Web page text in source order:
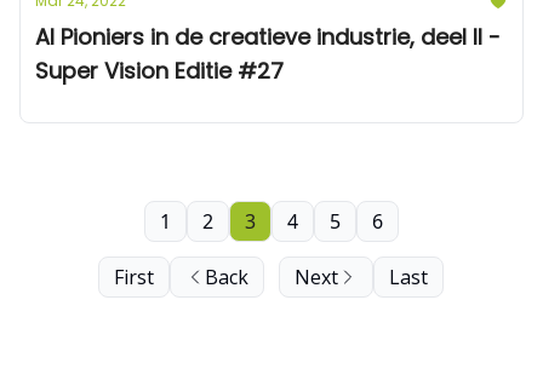
AI Pioniers in de creatieve industrie, deel II -
Super Vision Editie #27
First Back
1 2 3 4 5 6
Next Last